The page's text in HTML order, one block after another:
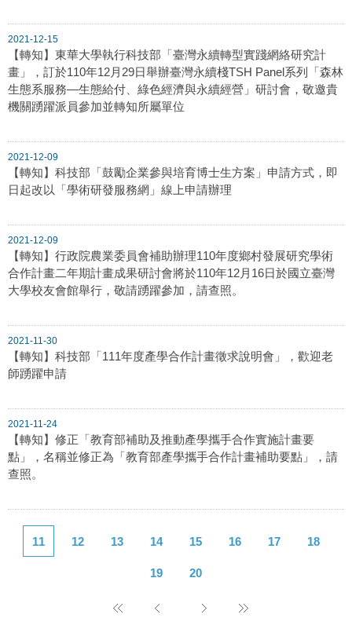
2021-12-15
【轉知】東華大學執行科技部「臺灣永續轉型實踐網絡研究計
畫」，訂於110年12月29日舉辦臺灣永續棧TSH Panel系列「森林
生態系服務—生態給付、綠色經濟與永續經營」研討會，敬邀貴
機關踴躍派員參加並轉知所屬單位
2021-12-09
【轉知】科技部「鼓勵企業參與培育博士生方案」申請方式，即
日起改以「學術研發服務網」線上申請辦理
2021-12-09
【轉知】行政院農業委員會補助辦理110年度鄉村發展研究學術
合作計畫二年期計畫成果研討會將於110年12月16日於國立臺灣
大學校友會館舉行，敬請踴躍參加，請查照。
2021-11-30
【轉知】科技部「111年度產學合作計畫徵求說明會」，歡迎老
師踴躍申請
2021-11-24
【轉知】修正「教育部補助及推動產學攜手合作實施計畫要
點」，名稱並修正為「教育部產學攜手合作計畫補助要點」，請
查照。
11 12 13 14 15 16 17 18
19 20